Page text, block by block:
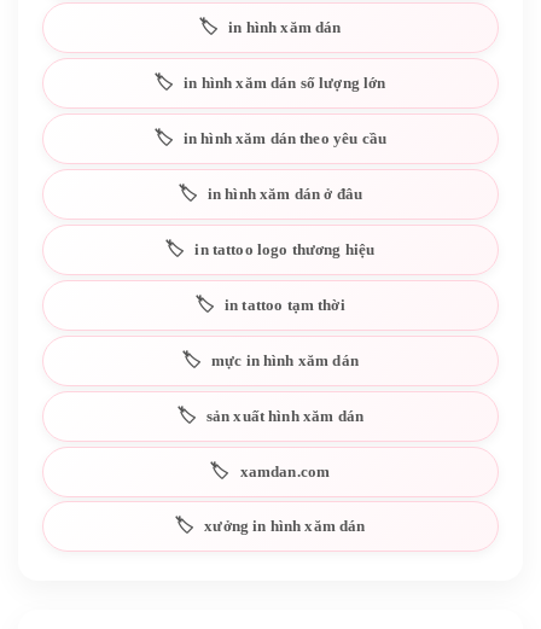
in hình xăm dán
in hình xăm dán số lượng lớn
in hình xăm dán theo yêu cầu
in hình xăm dán ở đâu
in tattoo logo thương hiệu
in tattoo tạm thời
mực in hình xăm dán
sản xuất hình xăm dán
xamdan.com
xưởng in hình xăm dán